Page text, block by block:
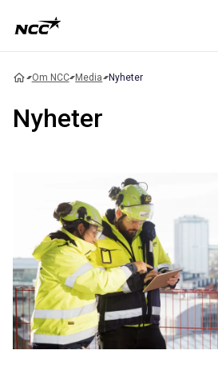
Om NCC Media Nyheter
Nyheter